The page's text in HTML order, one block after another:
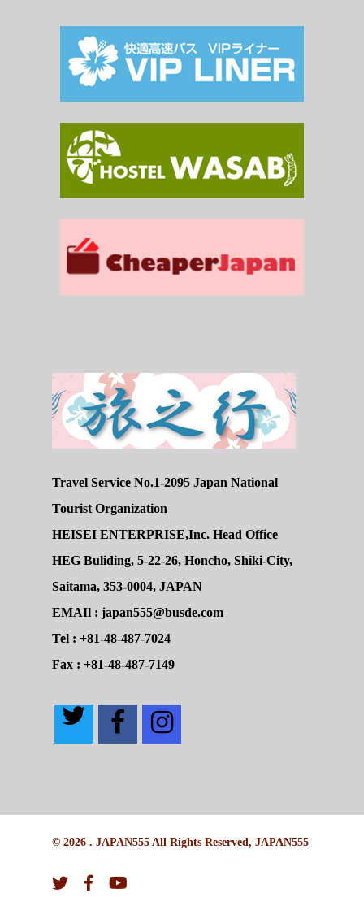
Travel Service No.1-2095 Japan National
Tourist Organization
HEISEI ENTERPRISE,Inc. Head Office
HEG Buliding, 5-22-26, Honcho, Shiki-City,
Saitama, 353-0004, JAPAN
EMAIl : japan555@busde.com
Tel : +81-48-487-7024
Fax : +81-48-487-7149
© 2026 . JAPAN555 All Rights Reserved, JAPAN555